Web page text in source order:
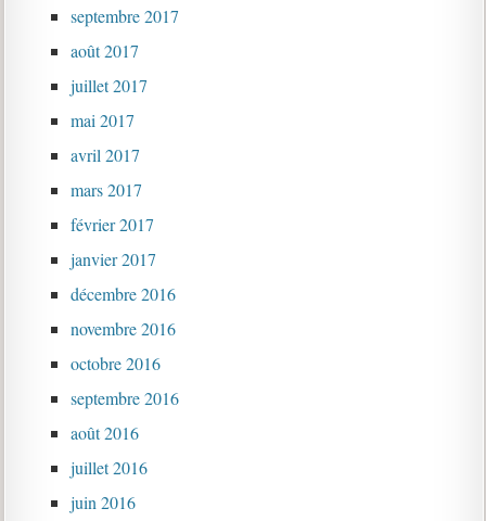
septembre 2017
août 2017
juillet 2017
mai 2017
avril 2017
mars 2017
février 2017
janvier 2017
décembre 2016
novembre 2016
octobre 2016
septembre 2016
août 2016
juillet 2016
juin 2016